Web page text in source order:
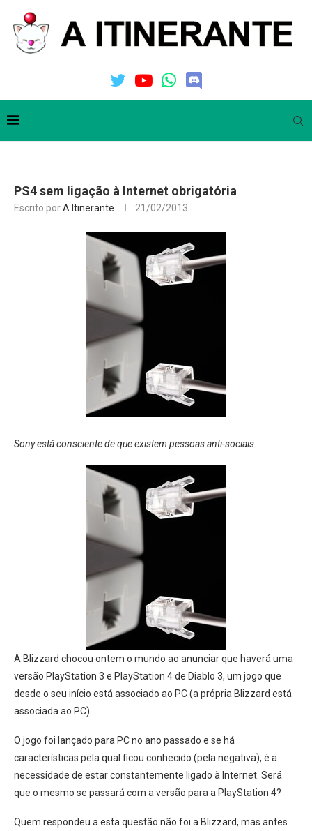
PS4 sem ligação à Internet obrigatória
Escrito porA Itinerante 21/02/2013
Sony está consciente de que existem pessoas anti-sociais.
A Blizzard chocou ontem o mundo ao anunciar que haverá uma
versão PlayStation 3 e PlayStation 4 de Diablo 3, um jogo que
desde o seu início está associado ao PC (a própria Blizzard está
associada ao PC).
O jogo foi lançado para PC no ano passado e se há
características pela qual ficou conhecido (pela negativa), é a
necessidade de estar constantemente ligado à Internet. Será
que o mesmo se passará com a versão para a PlayStation 4?
Quem respondeu a esta questão não foi a Blizzard, mas antes